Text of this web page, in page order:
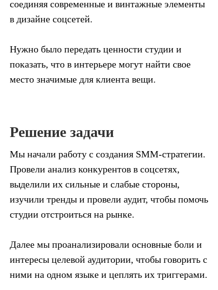
соединяя современные и винтажные элементы
в дизайне соцсетей.
Нужно было передать ценности студии и
показать, что в интерьере могут найти свое
место значимые для клиента вещи.
Решение задачи
Мы начали работу с создания SMM-стратегии.
Провели анализ конкурентов в соцсетях,
выделили их сильные и слабые стороны,
изучили тренды и провели аудит, чтобы помочь
студии отстроиться на рынке.
Далее мы проанализировали основные боли и
интересы целевой аудитории, чтобы говорить с
ними на одном языке и цеплять их триггерами.